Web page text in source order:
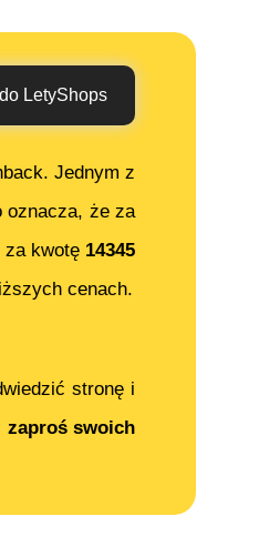
LetyShops
Jednym z
oznacza, że za
za kwotę 14345
cenach.
stronę i
zaproś swoich